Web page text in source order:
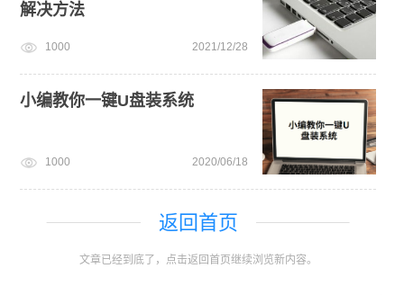
解决方法
1000 2021/12/28
小编教你一键U盘装系统
1000 2020/06/18
返回首页
文章已经到底了，点击返回首页继续浏览新内容。